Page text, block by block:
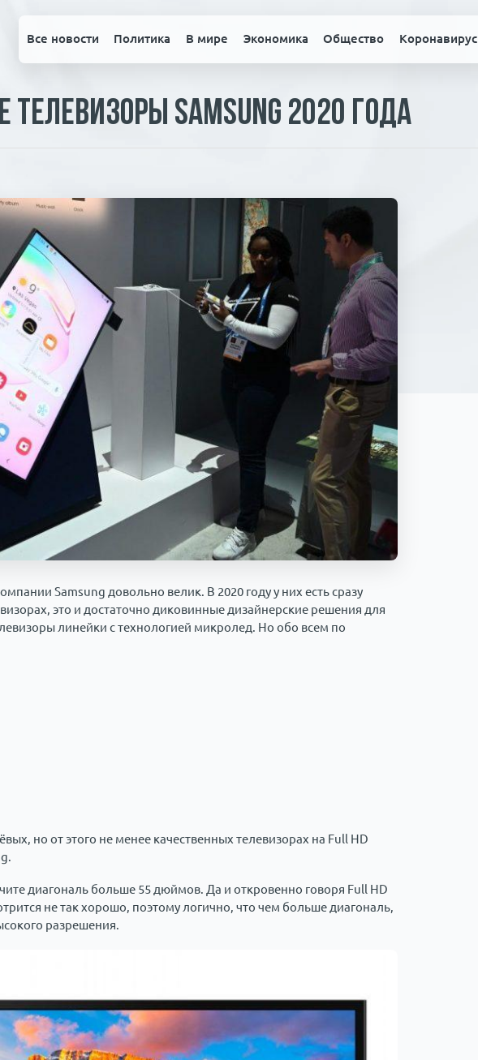
Все новости Политика В мире Экономика Общество Коронавирус
Samsung 2020 года
Samsung довольно велик. В 2020 году у них есть сразу
это и достаточно диковинные дизайнерские решения для
линейки с технологией микролед. Но обо всем по
но от этого не менее качественных телевизорах на Full HD
диагональ больше 55 дюймов. Да и откровенно говоря Full HD
не так хорошо, поэтому логично, что чем больше диагональ,
разрешения.